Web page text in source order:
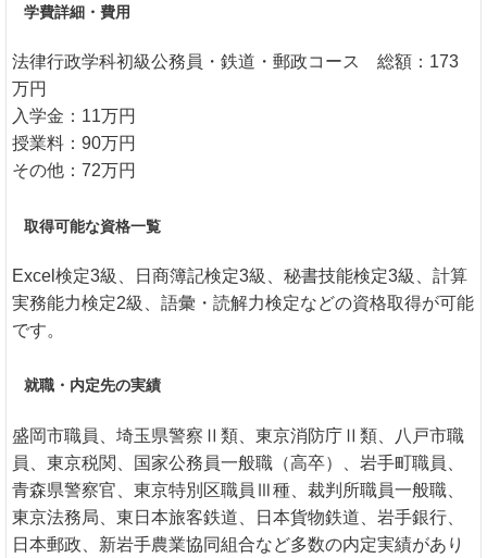
学費詳細・費用
法律行政学科初級公務員・鉄道・郵政コース 総額：173
万円
入学金：11万円
授業料：90万円
その他：72万円
取得可能な資格一覧
Excel検定3級、日商簿記検定3級、秘書技能検定3級、計算
実務能力検定2級、語彙・読解力検定などの資格取得が可能
です。
就職・内定先の実績
盛岡市職員、埼玉県警察Ⅱ類、東京消防庁Ⅱ類、八戸市職
員、東京税関、国家公務員一般職（高卒）、岩手町職員、
青森県警察官、東京特別区職員Ⅲ種、裁判所職員一般職、
東京法務局、東日本旅客鉄道、日本貨物鉄道、岩手銀行、
日本郵政、新岩手農業協同組合など多数の内定実績があり